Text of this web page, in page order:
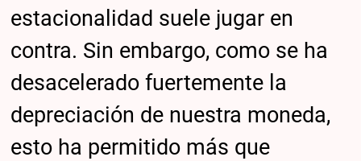
estacionalidad suele jugar en
contra. Sin embargo, como se ha
desacelerado fuertemente la
depreciación de nuestra moneda,
esto ha permitido más que